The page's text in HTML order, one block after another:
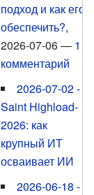
подход и как его
обеспечить?,
2026-07-06 — 1
комментарий
2026-07-02 -
Saint Highload-
2026: как
крупный ИТ
осваивает ИИ
2026-06-18 -